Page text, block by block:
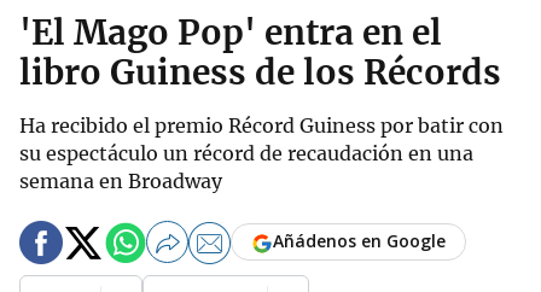
'El Mago Pop' entra en el
libro Guiness de los Récords
Ha recibido el premio Récord Guiness por batir con
su espectáculo un récord de recaudación en una
semana en Broadway
Añádenos en Google